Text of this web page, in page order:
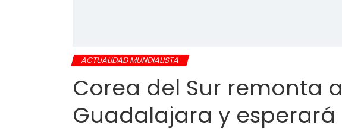
ACTUALIDAD MUNDIALISTA
Corea del Sur remonta
Guadalajara y esperará